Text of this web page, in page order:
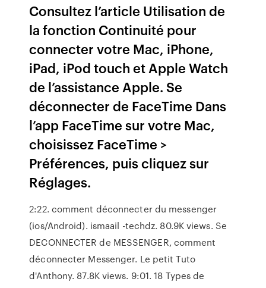
Consultez l’article Utilisation de
la fonction Continuité pour
connecter votre Mac, iPhone,
iPad, iPod touch et Apple Watch
de l’assistance Apple. Se
déconnecter de FaceTime Dans
l’app FaceTime sur votre Mac,
choisissez FaceTime >
Préférences, puis cliquez sur
Réglages.
2:22. comment déconnecter du messenger
(ios/Android). ismaail -techdz. 80.9K views. Se
DECONNECTER de MESSENGER, comment
déconnecter Messenger. Le petit Tuto
d'Anthony. 87.8K views. 9:01. 18 Types de